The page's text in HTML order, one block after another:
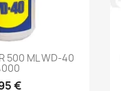
>500 ML WD-40
€